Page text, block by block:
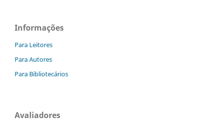
Informações
Para Leitores
Para Autores
Para Bibliotecários
Avaliadores